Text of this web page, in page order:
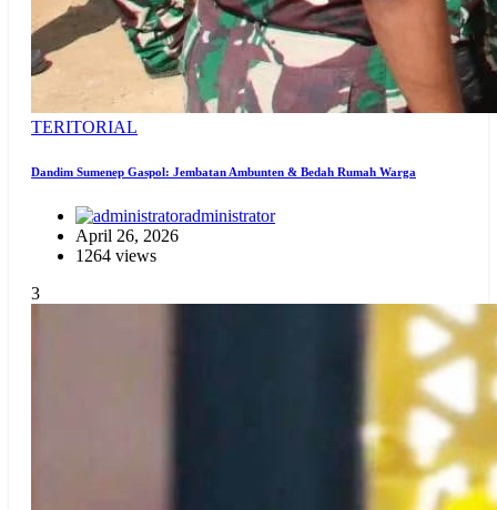
TERITORIAL
Dandim Sumenep Gaspol: Jembatan Ambunten & Bedah Rumah Warga
administrator
April 26, 2026
1264 views
3